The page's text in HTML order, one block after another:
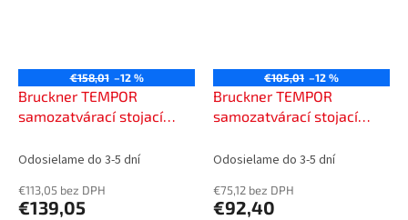
€158,01 –12 %
Bruckner TEMPOR
samozatvárací stojací
reguláciou teploty, chróm
Odosielame do 3-5 dní
€113,05 bez DPH
€139,05
€105,01 –12 %
Bruckner TEMPOR
samozatvárací stojací
chróm 937.001.1
Odosielame do 3-5 dní
€75,12 bez DPH
€92,40